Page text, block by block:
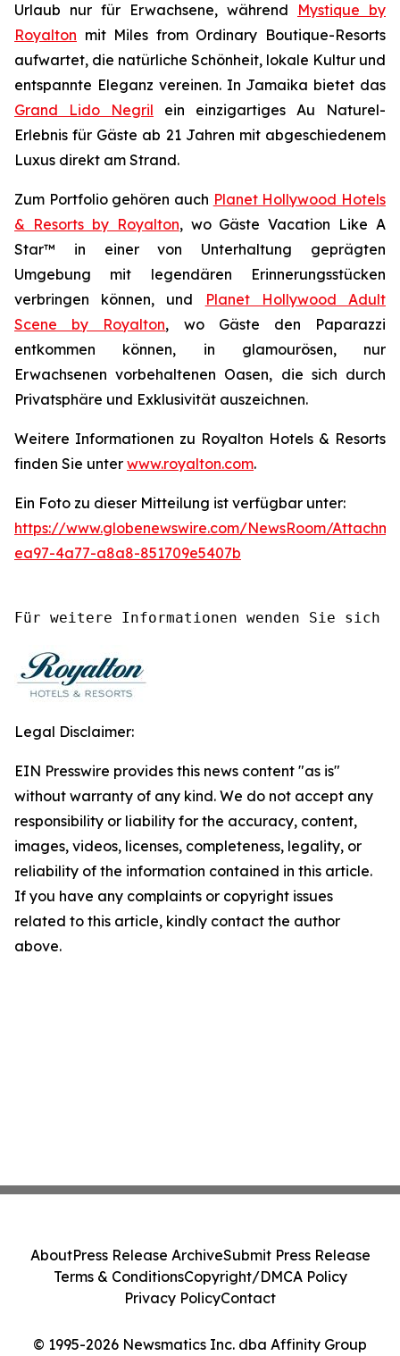
Urlaub nur für Erwachsene, während Mystique by
Royalton mit Miles from Ordinary Boutique-Resorts
aufwartet, die natürliche Schönheit, lokale Kultur und
entspannte Eleganz vereinen. In Jamaika bietet das
Grand Lido Negril ein einzigartiges Au Naturel-
Erlebnis für Gäste ab 21 Jahren mit abgeschiedenem
Luxus direkt am Strand.
Zum Portfolio gehören auch Planet Hollywood Hotels
& Resorts by Royalton, wo GästeVacation Like A
Star™ in einer von Unterhaltung geprägten
Umgebung mit legendären Erinnerungsstücken
verbringen können, und
Planet Hollywood Adult
Scene by Royalton, wo Gäste den Paparazzi
entkommen können, in glamourösen, nur
Erwachsenen vorbehaltenen Oasen, die sich durch
Privatsphäre und Exklusivität auszeichnen.
Weitere Informationen zu Royalton Hotels & Resorts
finden Sie unter www.royalton.com.
Ein Foto zu dieser Mitteilung ist verfügbar unter:
https://www.globenewswire.com/NewsRoom/
ea97-4a77-a8a8-851709e5407b
Für weitere Informationen wenden Sie sich
Legal Disclaimer:
EIN Presswire provides this news content "as is"
without warranty of any kind. We do not accept any
responsibility or liability for the accuracy, content,
images, videos, licenses, completeness, legality, or
reliability of the information contained in this article.
If you have any complaints or copyright issues
related to this article, kindly contact the author
above.
© 1995-2026 Newsmatics Inc. dba Affinity Group
AboutPress Release ArchiveSubmit Press Release
Terms & ConditionsCopyright/DMCA Policy
Privacy PolicyContact